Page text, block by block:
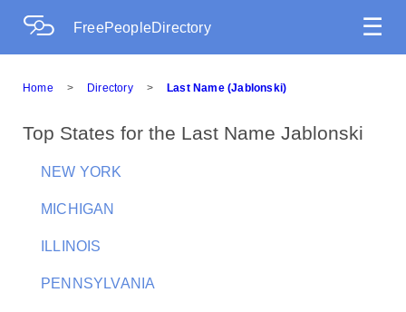
FreePeopleDirectory ☰
Home > Directory > Last Name (Jablonski)
Top States for the Last Name Jablonski
NEW YORK
MICHIGAN
ILLINOIS
PENNSYLVANIA